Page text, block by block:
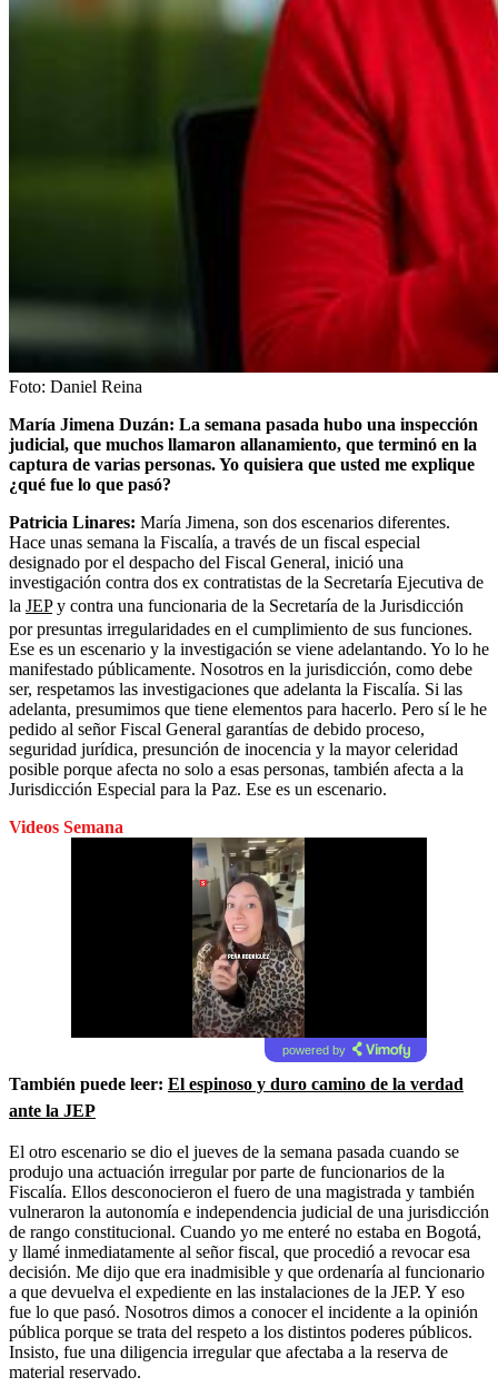
Foto: Daniel Reina
María Jimena Duzán: La semana pasada hubo una inspección
judicial, que muchos llamaron allanamiento, que terminó en la
captura de varias personas. Yo quisiera que usted me explique
¿qué fue lo que pasó?
Patricia Linares: María Jimena, son dos escenarios diferentes.
Hace unas semana la Fiscalía, a través de un fiscal especial
designado por el despacho del Fiscal General, inició una
investigación contra dos ex contratistas de la Secretaría Ejecutiva de
la JEPy contra una funcionaria de la Secretaría de la Jurisdicción
por presuntas irregularidades en el cumplimiento de sus funciones.
Ese es un escenario y la investigación se viene adelantando. Yo lo he
manifestado públicamente. Nosotros en la jurisdicción, como debe
ser, respetamos las investigaciones que adelanta la Fiscalía. Si las
adelanta, presumimos que tiene elementos para hacerlo. Pero sí le he
pedido al señor Fiscal General garantías de debido proceso,
seguridad jurídica, presunción de inocencia y la mayor celeridad
posible porque afecta no solo a esas personas, también afecta a la
Jurisdicción Especial para la Paz. Ese es un escenario.
Videos Semana
powered by
También puede leer: El espinoso y duro camino de la verdad
ante la JEP
El otro escenario se dio el jueves de la semana pasada cuando se
produjo una actuación irregular por parte de funcionarios de la
Fiscalía. Ellos desconocieron el fuero de una magistrada y también
vulneraron la autonomía e independencia judicial de una jurisdicción
de rango constitucional. Cuando yo me enteré no estaba en Bogotá,
y llamé inmediatamente al señor fiscal, que procedió a revocar esa
decisión. Me dijo que era inadmisible y que ordenaría al funcionario
a que devuelva el expediente en las instalaciones de la JEP. Y eso
fue lo que pasó. Nosotros dimos a conocer el incidente a la opinión
pública porque se trata del respeto a los distintos poderes públicos.
Insisto, fue una diligencia irregular que afectaba a la reserva de
material reservado.